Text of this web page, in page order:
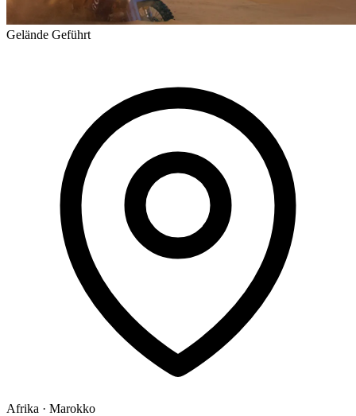
Gelände Geführt
Afrika · Marokko